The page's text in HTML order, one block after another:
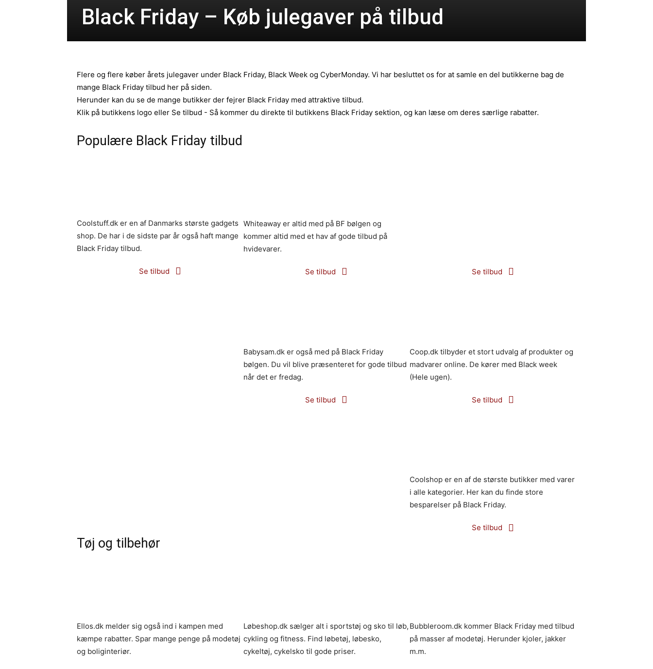
Black Friday – Køb julegaver på tilbud
Flere og flere køber årets julegaver under Black Friday, Black Week og CyberMonday. Vi har besluttet os for at samle en del butikkerne bag de
mange Black Friday tilbud her på siden.
Herunder kan du se de mange butikker der fejrer Black Friday med attraktive tilbud.
Klik på butikkens logo eller Se tilbud - Så kommer du direkte til butikkens Black Friday sektion, og kan læse om deres særlige rabatter.
Populære Black Friday tilbud
Coolstuff.dk er en af Danmarks største gadgets
shop. De har i de sidste par år også haft mange
Black Friday tilbud.
Se tilbud
Whiteaway er altid med på BF bølgen og
kommer altid med et hav af gode tilbud på
hvidevarer.
Se tilbud
Babysam.dk er også med på Black Friday
bølgen. Du vil blive præsenteret for gode tilbud
når det er fredag.
Se tilbud
Se tilbud
Coop.dk tilbyder et stort udvalg af produkter og
madvarer online. De kører med Black week
(Hele ugen).
Se tilbud
Coolshop er en af de største butikker med varer
i alle kategorier. Her kan du finde store
besparelser på Black Friday.
Se tilbud
Tøj og tilbehør
Ellos.dk melder sig også ind i kampen med
kæmpe rabatter. Spar mange penge på modetøj
og boliginteriør.
Løbeshop.dk sælger alt i sportstøj og sko til løb,
cykling og fitness. Find løbetøj, løbesko,
cykeltøj, cykelsko til gode priser.
Bubbleroom.dk kommer Black Friday med tilbud
på masser af modetøj. Herunder kjoler, jakker
m.m.